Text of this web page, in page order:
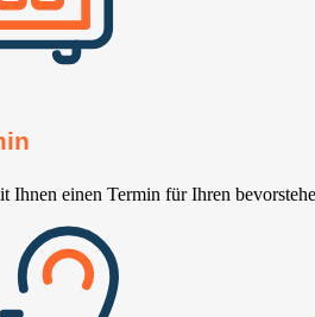
Ihnen einen Termin für Ihren